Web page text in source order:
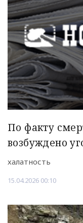
По факту
возбуждено
халатность
15.04.2026 00:10